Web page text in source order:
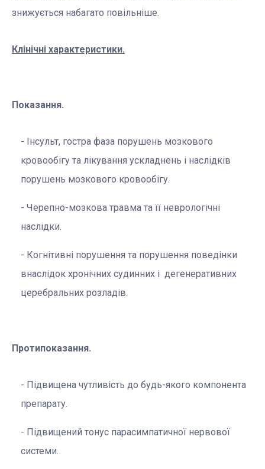
знижується набагато повільніше.
Клінічні характеристики.
Показання.
Інсульт, гостра фаза порушень мозкового
кровообігу та лікування ускладнень і наслідків
порушень мозкового кровообігу.
Черепно-мозкова травма та її неврологічні
наслідки.
Когнітивні порушення та порушення поведінки
внаслідок хронічних судинних і дегенеративних
церебральних розладів.
Протипоказання.
Підвищена чутливість до будь-якого компонента
препарату.
Підвищений тонус парасимпатичної нервової
системи.